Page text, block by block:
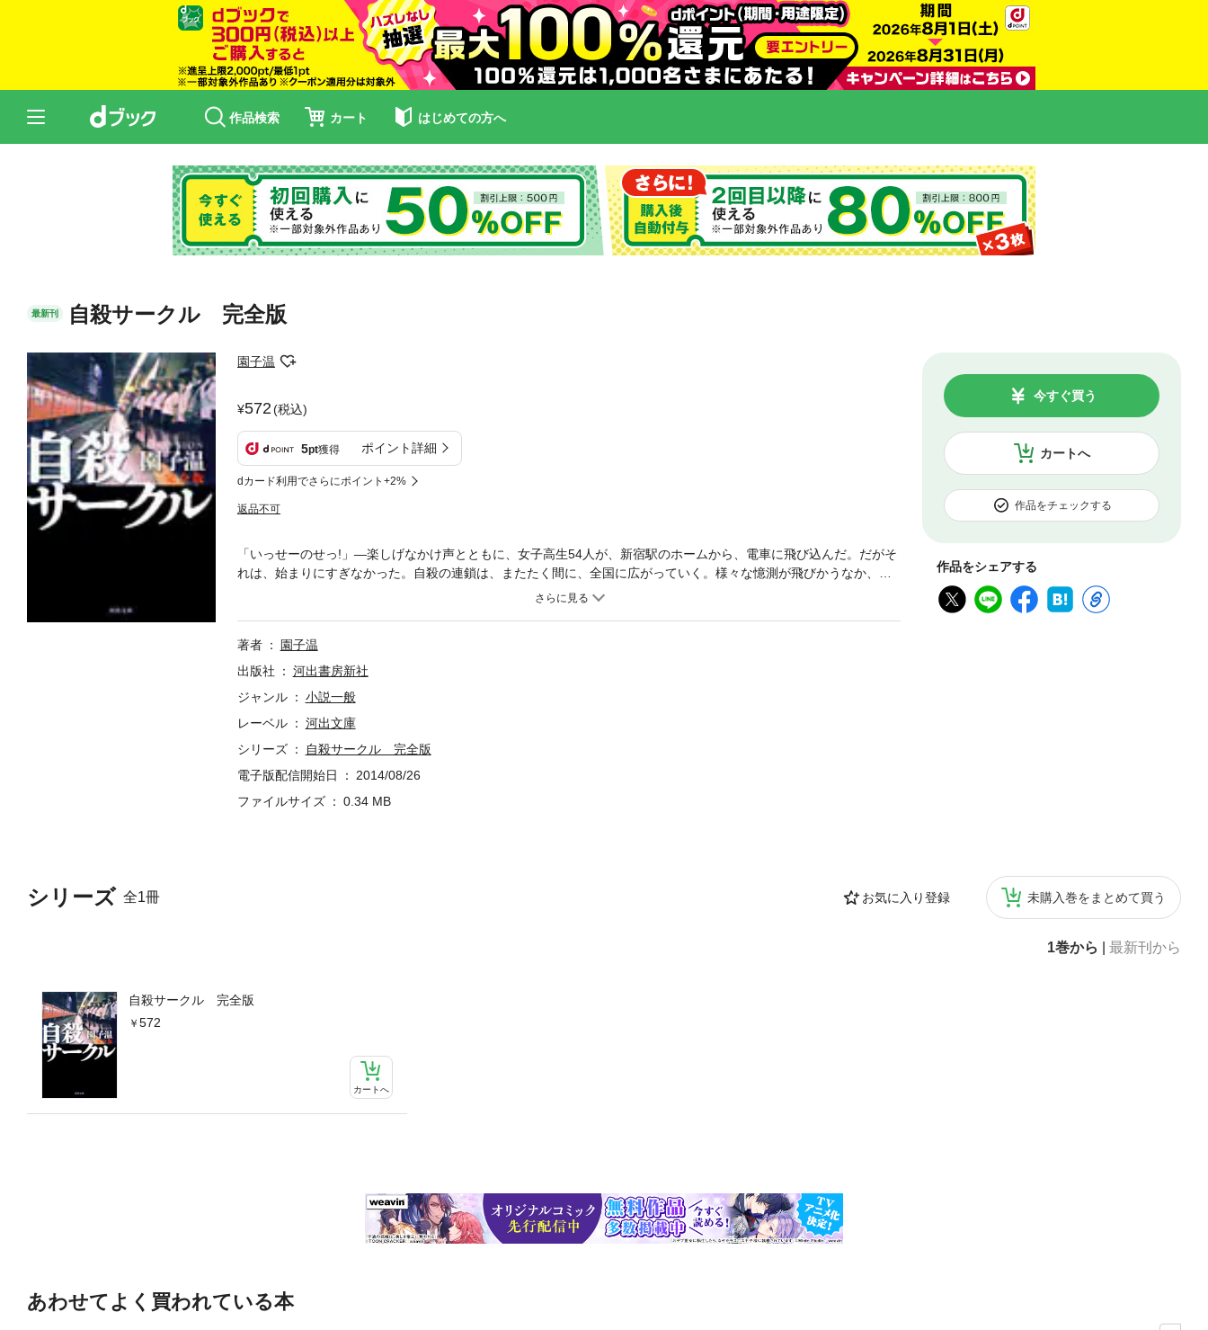
作品検索 カート はじめての方へ
最新刊 自殺サークル 完全版
園子温
572(税込)
5pt獲得 ポイント詳細
dカード利用でさらにポイント+2%
返品不可
カートへ
今すぐ買う
作品をチェックする
作品をシェアする
シリーズ 全1冊 お気に入り登録 未購入巻をまとめて買う
1巻から 最新刊から
自殺サークル 完全版
572
カートへ
「いっせーのせっ!」―楽しげなかけ声とともに、女子高生54人が、新宿駅のホームから、電車に飛び込んだ。だがそ
れは、始まりにすぎなかった。自殺の連鎖は、またたく間に、全国に広がっていく。様々な憶測が飛びかうなか、や
がて“自殺クラブ”の存在が、浮かび上がって…世界的映画監督・園子温による傑作小説。
著者
園子温
出版社
河出書房新社
ジャンル
小説一般
レーベル
河出文庫
シリーズ
自殺サークル 完全版
電子版配信開始日
2014/08/26
ファイルサイズ
0.34 MB
あわせてよく買われている本